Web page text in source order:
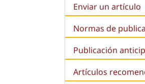
Enviar un artículo
Normas de
Publicación
Artículos